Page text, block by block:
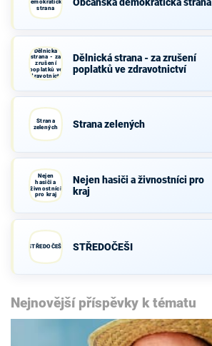
demokratická
strana
Dělnická
strana - za
zrušení
poplatků ve
zdravotnictví
Dělnická strana - za zrušení
poplatků ve zdravotnictví
Strana
zelených
Strana zelených
Nejen
hasiči a
živnostníci
pro kraj
Nejen hasiči a živnostníci pro
kraj
STŘEDOČEŠI STŘEDOČEŠI
Nejnovější příspěvky k tématu